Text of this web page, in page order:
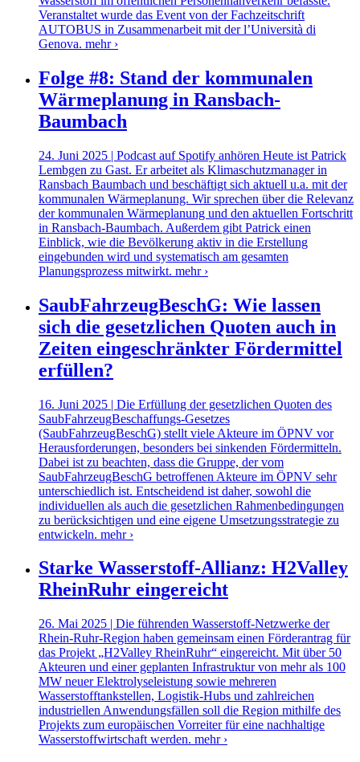
Veranstaltet wurde das Event von der Fachzeitschrift
AUTOBUS in Zusammenarbeit mit der l’Università di
Genova. mehr ›
Folge #8: Stand der kommunalen
Wärmeplanung in Ransbach-
Baumbach
24. Juni 2025 | Podcast auf Spotify anhören Heute ist Patrick
Lembgen zu Gast. Er arbeitet als Klimaschutzmanager in
Ransbach Baumbach und beschäftigt sich aktuell u.a. mit der
kommunalen Wärmeplanung. Wir sprechen über die Relevanz
der kommunalen Wärmeplanung und den aktuellen Fortschritt
in Ransbach-Baumbach. Außerdem gibt Patrick einen
Einblick, wie die Bevölkerung aktiv in die Erstellung
eingebunden wird und systematisch am gesamten
Planungsprozess mitwirkt. mehr ›
SaubFahrzeugBeschG: Wie lassen
sich die gesetzlichen Quoten auch in
Zeiten eingeschränkter Fördermittel
erfüllen?
16. Juni 2025 | Die Erfüllung der gesetzlichen Quoten des
SaubFahrzeugBeschaffungs-Gesetzes
(SaubFahrzeugBeschG) stellt viele Akteure im ÖPNV vor
Herausforderungen, besonders bei sinkenden Fördermitteln.
Dabei ist zu beachten, dass die Gruppe, der vom
SaubFahrzeugBeschG betroffenen Akteure im ÖPNV sehr
unterschiedlich ist. Entscheidend ist daher, sowohl die
individuellen als auch die gesetzlichen Rahmenbedingungen
zu berücksichtigen und eine eigene Umsetzungsstrategie zu
entwickeln. mehr ›
Starke Wasserstoff-Allianz: H2Valley
RheinRuhr eingereicht
26. Mai 2025 | Die führenden Wasserstoff-Netzwerke der
Rhein-Ruhr-Region haben gemeinsam einen Förderantrag für
das Projekt „H2Valley RheinRuhr“ eingereicht. Mit über 50
Akteuren und einer geplanten Infrastruktur von mehr als 100
MW neuer Elektrolyseleistung sowie mehreren
Wasserstofftankstellen, Logistik-Hubs und zahlreichen
industriellen Anwendungsfällen soll die Region mithilfe des
Projekts zum europäischen Vorreiter für eine nachhaltige
Wasserstoffwirtschaft werden. mehr ›